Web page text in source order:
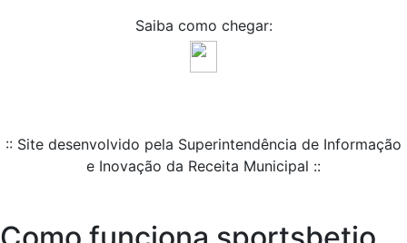
Saiba como chegar:
:: Site desenvolvido pela Superintendência de Informação
e Inovação da Receita Municipal ::